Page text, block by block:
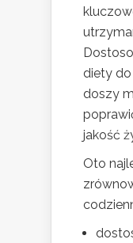
diety do
doszy
jakość
Oto